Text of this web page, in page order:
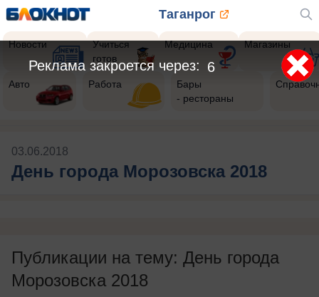
Таганрог
Новости
Учиться
готов
Медицина Магазины
Авто Работа
Бары
- рестораны
03.06.2018
День города Морозовска 2018
Публикации на тему: День города
Морозовска 2018
6
Реклама закроется через: